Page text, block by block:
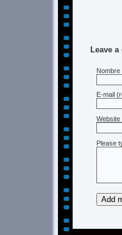
Leave
Nombre
E-mail
Website
Please